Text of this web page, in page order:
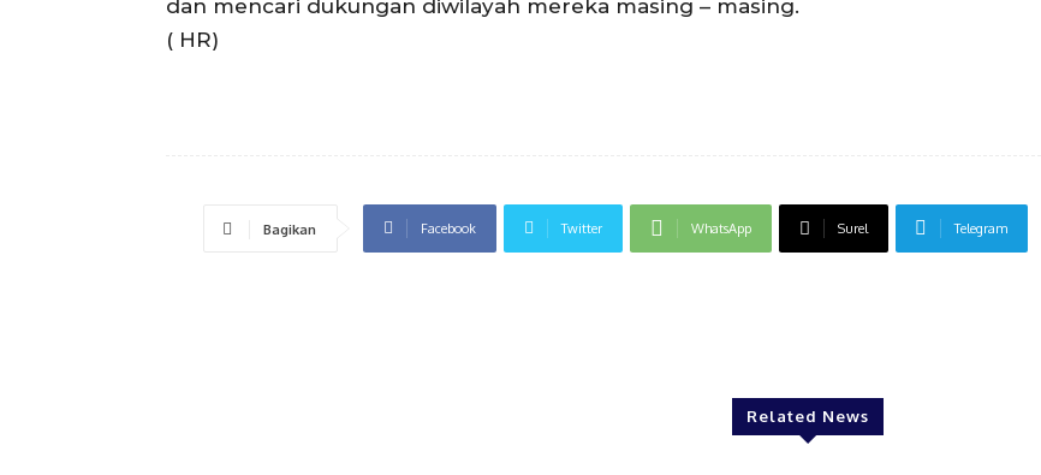
dan mencari dukungan diwilayah mereka masing – masing.
( HR)
Bagikan Facebook Twitter WhatsApp Surel Telegram
Related News